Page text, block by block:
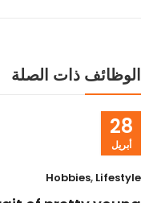
الوظائف ذات الصلة
28
أبريل
Hobbies, Lifestyle